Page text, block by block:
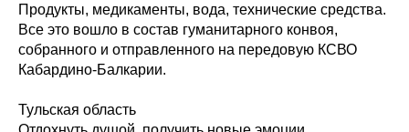
Продукты, медикаменты, вода, технические средства.
Все это вошло в состав гуманитарного конвоя,
собранного и отправленного на передовую КСВО
Кабардино-Балкарии.
Тульская область